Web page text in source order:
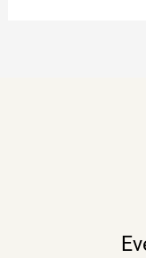
Moderatorin
unterhaltsam